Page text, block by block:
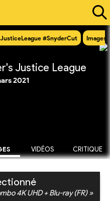
#SnyderCut Images
Justice League
2021
VIDÉOS CRITIQUE
4K UHD + Blu-ray (FR) »